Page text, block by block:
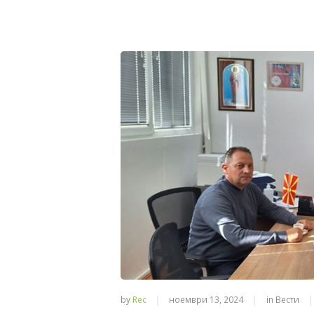
by Rec ноември 13, 2024 in Вести